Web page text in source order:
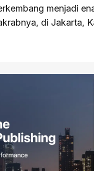
menjadi
di Jakarta,